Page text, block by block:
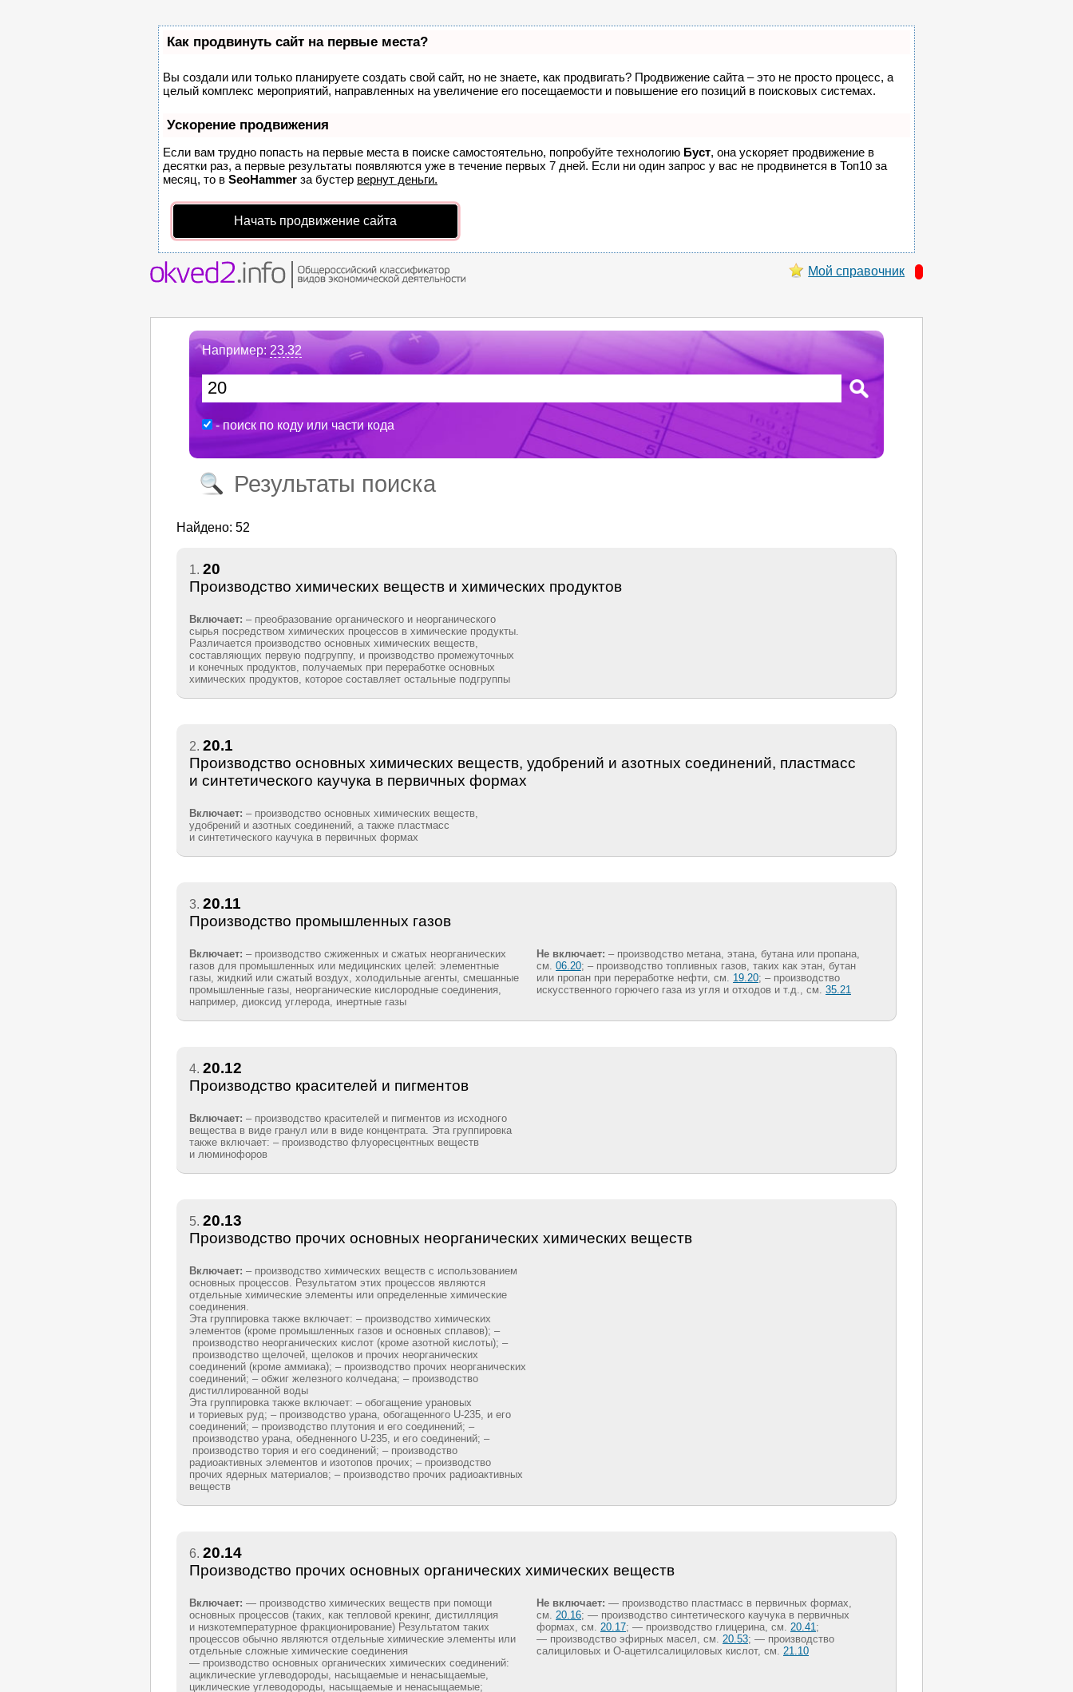
Как продвинуть сайт на первые места?
Вы создали или только планируете создать свой сайт, но не знаете, как продвигать? Продвижение сайта – это не просто процесс, а
целый комплекс мероприятий, направленных на увеличение его посещаемости и повышение его позиций в поисковых системах.
Ускорение продвижения
Если вам трудно попасть на первые места в поиске самостоятельно, попробуйте технологию Буст, она ускоряет продвижение в
десятки раз, а первые результаты появляются уже в течение первых 7 дней. Если ни один запрос у вас не продвинется в Топ10 за
месяц, то в SeoHammer за бустер вернут деньги.
Начать продвижение сайта
Мой справочник
Например: 23.32
- поиск по коду или части кода
Результаты поиска
Найдено: 52
1. 20
Производство химических веществ и химических продуктов
Включает: – преобразование органического и неорганического
сырья посредством химических процессов в химические продукты.
Различается производство основных химических веществ,
составляющих первую подгруппу, и производство промежуточных
и конечных продуктов, получаемых при переработке основных
химических продуктов, которое составляет остальные подгруппы
2. 20.1
Производство основных химических веществ, удобрений и азотных соединений, пластмасс
и синтетического каучука в первичных формах
Включает: – производство основных химических веществ,
удобрений и азотных соединений, а также пластмасс
и синтетического каучука в первичных формах
3. 20.11
Производство промышленных газов
Включает: – производство сжиженных и сжатых неорганических
газов для промышленных или медицинских целей: элементные
газы, жидкий или сжатый воздух, холодильные агенты, смешанные
промышленные газы, неорганические кислородные соединения,
например, диоксид углерода, инертные газы
Не включает: – производство метана, этана, бутана или пропана,
см. 06.20; – производство топливных газов, таких как этан, бутан
или пропан при переработке нефти, см. 19.20; – производство
искусственного горючего газа из угля и отходов и т.д., см. 35.21
4. 20.12
Производство красителей и пигментов
Включает: – производство красителей и пигментов из исходного
вещества в виде гранул или в виде концентрата. Эта группировка
также включает: – производство флуоресцентных веществ
и люминофоров
5. 20.13
Производство прочих основных неорганических химических веществ
Включает: – производство химических веществ с использованием
основных процессов. Результатом этих процессов являются
отдельные химические элементы или определенные химические
соединения.
Эта группировка также включает: – производство химических
элементов (кроме промышленных газов и основных сплавов); –
производство неорганических кислот (кроме азотной кислоты); –
производство щелочей, щелоков и прочих неорганических
соединений (кроме аммиака); – производство прочих неорганических
соединений; – обжиг железного колчедана; – производство
дистиллированной воды
Эта группировка также включает: – обогащение урановых
и ториевых руд; – производство урана, обогащенного U-235, и его
соединений; – производство плутония и его соединений; –
производство урана, обедненного U-235, и его соединений; –
производство тория и его соединений; – производство
радиоактивных элементов и изотопов прочих; – производство
прочих ядерных материалов; – производство прочих радиоактивных
веществ
6. 20.14
Производство прочих основных органических химических веществ
Включает: — производство химических веществ при помощи
основных процессов (таких, как тепловой крекинг, дистилляция
и низкотемпературное фракционирование) Результатом таких
процессов обычно являются отдельные химические элементы или
отдельные сложные химические соединения
— производство основных органических химических соединений:
ациклические углеводороды, насыщаемые и ненасыщаемые,
циклические углеводороды, насыщаемые и ненасыщаемые;
Не включает: — производство пластмасс в первичных формах,
см. 20.16; — производство синтетического каучука в первичных
формах, см. 20.17; — производство глицерина, см. 20.41 ;
— производство эфирных масел, см. 20.53; — производство
салициловых и О-ацетилсалициловых кислот, см. 21.10